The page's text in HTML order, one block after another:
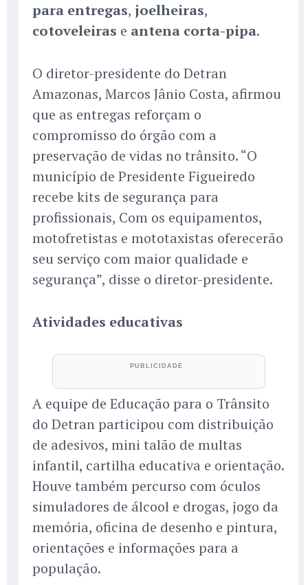
para entregas, joelheiras,
cotoveleiras e antena corta-pipa.
O diretor-presidente do Detran
Amazonas, Marcos Jânio Costa, afirmou
que as entregas reforçam o
compromisso do órgão com a
preservação de vidas no trânsito. “O
município de Presidente Figueiredo
recebe kits de segurança para
profissionais, Com os equipamentos,
motofretistas e mototaxistas oferecerão
seu serviço com maior qualidade e
segurança”, disse o diretor-presidente.
Atividades educativas
A equipe de Educação para o Trânsito
do Detran participou com distribuição
de adesivos, mini talão de multas
infantil, cartilha educativa e orientação.
Houve também percurso com óculos
simuladores de álcool e drogas, jogo da
memória, oficina de desenho e pintura,
orientações e informações para a
população.